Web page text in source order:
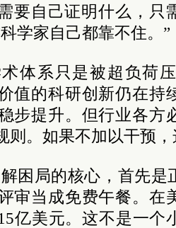
自己证明什么，只
学家自己都靠不住。”
体系只是被超负荷
值的科研创新仍在持
步提升。但行业各方
则。如果不加以干预
困局的核心，首先是
审当成免费午餐。在
亿美元。这不是一个